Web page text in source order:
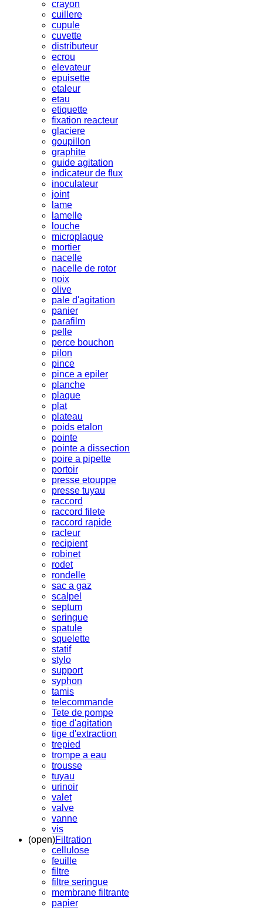
crayon
cuillere
cupule
cuvette
distributeur
ecrou
elevateur
epuisette
etaleur
etau
etiquette
fixation reacteur
glaciere
goupillon
graphite
guide agitation
indicateur de flux
inoculateur
joint
lame
lamelle
louche
microplaque
mortier
nacelle
nacelle de rotor
noix
olive
pale d'agitation
panier
parafilm
pelle
perce bouchon
pilon
pince
pince a epiler
planche
plaque
plat
plateau
poids etalon
pointe
pointe a dissection
poire a pipette
portoir
presse etouppe
presse tuyau
raccord
raccord filete
raccord rapide
racleur
recipient
robinet
rodet
rondelle
sac a gaz
scalpel
septum
seringue
spatule
squelette
statif
stylo
support
syphon
tamis
telecommande
Tete de pompe
tige d'agitation
tige d'extraction
trepied
trompe a eau
trousse
tuyau
urinoir
valet
valve
vanne
vis
(open)Filtration
cellulose
feuille
filtre
filtre seringue
membrane filtrante
papier